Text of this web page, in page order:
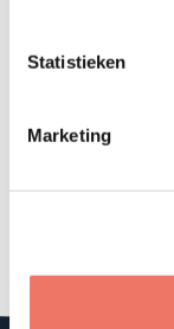
Statistieken
Marketing